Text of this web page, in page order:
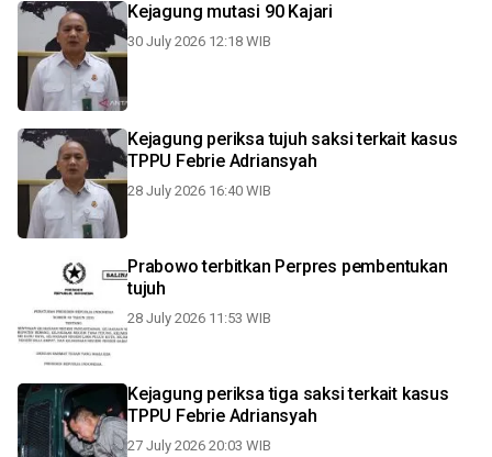
Kejagung mutasi 90 Kajari
30 July 2026 12:18 WIB
Kejagung periksa tujuh saksi terkait kasus
TPPU Febrie Adriansyah
28 July 2026 16:40 WIB
Prabowo terbitkan Perpres pembentukan
tujuh
28 July 2026 11:53 WIB
Kejagung periksa tiga saksi terkait kasus
TPPU Febrie Adriansyah
27 July 2026 20:03 WIB